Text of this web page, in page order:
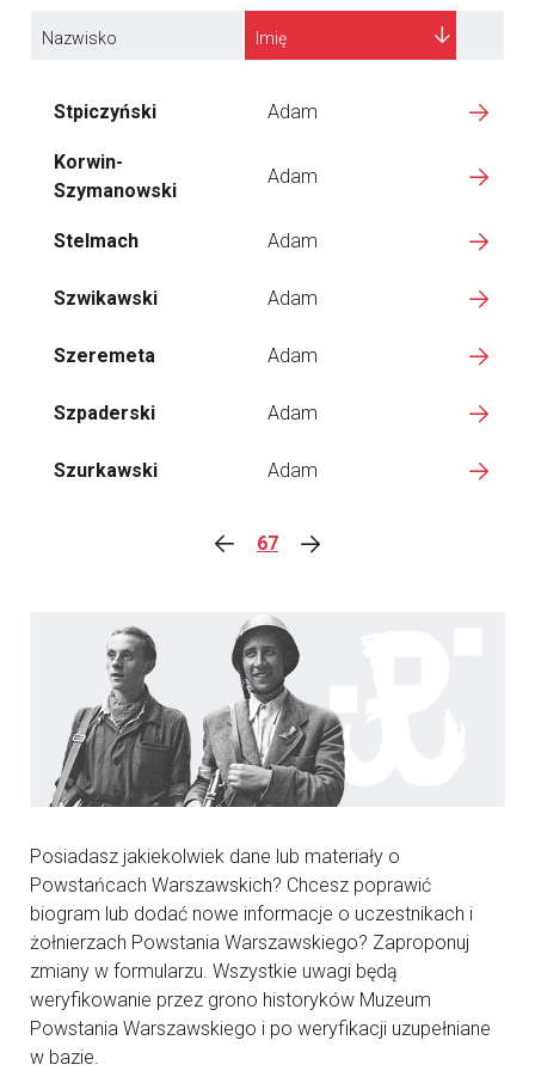
Nazwisko Imię
Stpiczyński Adam
Korwin-
Szymanowski
Adam
Stelmach Adam
Szwikawski Adam
Szeremeta Adam
Szpaderski Adam
Szurkawski Adam
67
Posiadasz jakiekolwiek dane lub materiały o
Powstańcach Warszawskich? Chcesz poprawić
biogram lub dodać nowe informacje o uczestnikach i
żołnierzach Powstania Warszawskiego? Zaproponuj
zmiany w formularzu. Wszystkie uwagi będą
weryfikowanie przez grono historyków Muzeum
Powstania Warszawskiego i po weryfikacji uzupełniane
w bazie.